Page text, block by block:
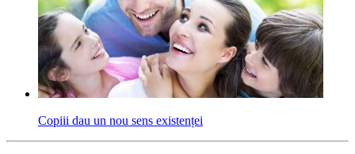
Copiii dau un nou sens existenței